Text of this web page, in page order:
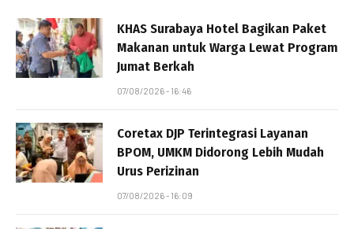
KHAS Surabaya Hotel Bagikan Paket
Makanan untuk Warga Lewat Program
Jumat Berkah
07/08/2026 - 16:46
Coretax DJP Terintegrasi Layanan
BPOM, UMKM Didorong Lebih Mudah
Urus Perizinan
07/08/2026 - 16:09